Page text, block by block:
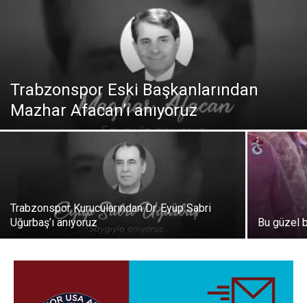
Trabzonspor Eski Başkanlarından
Mazhar Afacan’ı anıyoruz
Trabzonspor Kurucularından Dr. Eyüp Sabri
Uğurbaş’ı anıyoruz
Bu güzel